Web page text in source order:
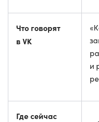
Что говорят
в VK
и
Где сейчас